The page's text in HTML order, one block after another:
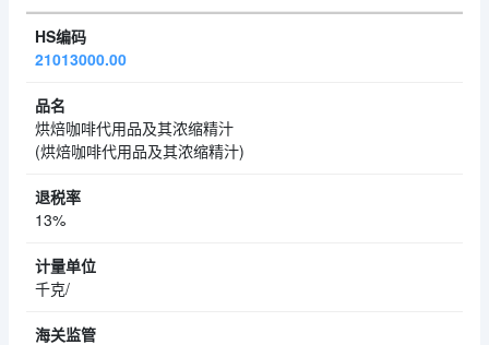
21013000.00
烘焙咖啡代用品及其浓缩精汁
(烘焙咖啡代用品及其浓缩精汁)
13%
千克/